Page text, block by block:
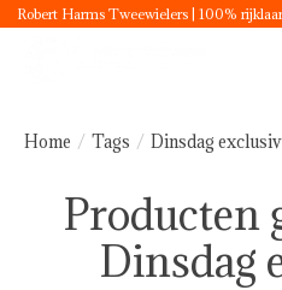
Robert Harms Tweewielers | 100%
Home / Tags / Dinsdag
Producten
Dinsdag